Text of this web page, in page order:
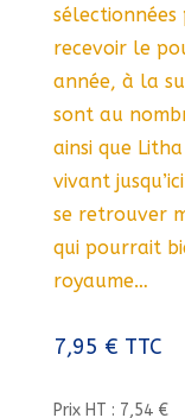
recevoir le
année, à la
sont au
ainsi que
vivant
se retrouver
qui pourrait
royaume…
7,95 € TTC
Prix HT : 7,54 €